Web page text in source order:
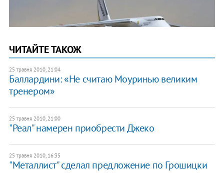
ЧИТАЙТЕ ТАКОЖ
25 травня 2010, 21:04
Баллардини: «Не считаю Моуринью великим
тренером»
25 травня 2010, 21:00
"Реал" намерен приобрести Джеко
25 травня 2010, 16:35
"Металлист" сделал предложение по Грошицки